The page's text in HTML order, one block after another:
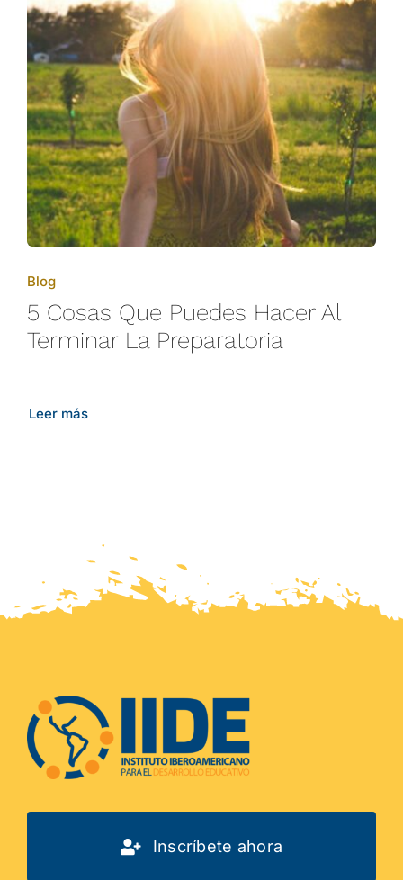
Blog
5 Cosas Que Puedes Hacer Al
Terminar La Preparatoria
Leer más
Inscríbete ahora